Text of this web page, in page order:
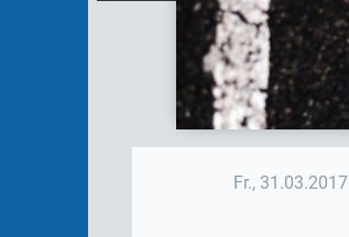
Fr., 31.03.2017